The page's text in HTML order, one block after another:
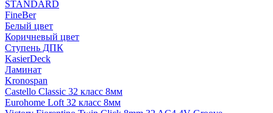
STANDARD
FineBer
Белый цвет
Коричневый цвет
Ступень ДПК
KasierDeck
Ламинат
Kronospan
Castello Classic 32 класс 8мм
Eurohome Loft 32 класс 8мм